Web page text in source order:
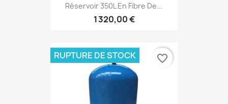
Réservoir 350L En Fibre De...
1 320,00 €
RUPTURE DE STOCK favorite_border